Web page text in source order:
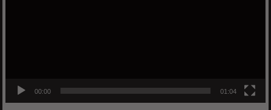
00:00 01:04